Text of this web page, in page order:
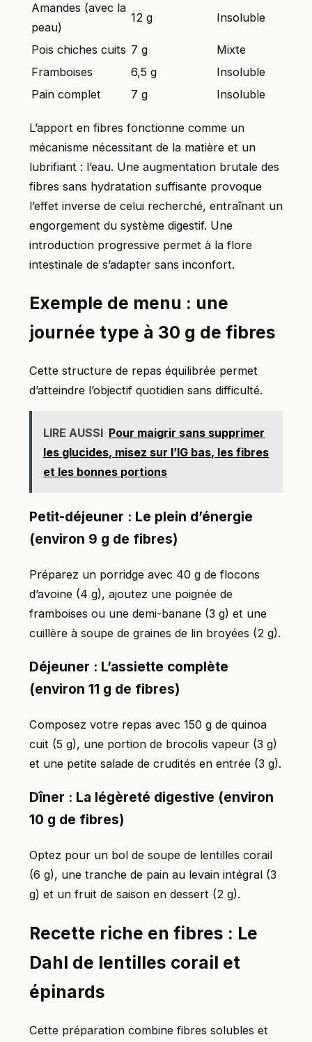
Amandes (avec la
peau)
12 g Insoluble
Pois chiches cuits 7 g
Mixte
Framboises
6,5 g
Insoluble
Pain complet
7 g Insoluble
L’apport en fibres fonctionne comme un
mécanisme nécessitant de la matière et un
lubrifiant : l’eau. Une augmentation brutale des
fibres sans hydratation suffisante provoque
l’effet inverse de celui recherché, entraînant un
engorgement du système digestif. Une
introduction progressive permet à la flore
intestinale de s’adapter sans inconfort.
Exemple de menu : une
journée type à 30 g de fibres
Cette structure de repas équilibrée permet
d’atteindre l’objectif quotidien sans difficulté.
LIRE AUSSI Pour maigrir sans supprimer
les glucides, misez sur l’IG bas, les fibres
et les bonnes portions
Petit-déjeuner : Le plein d’énergie
(environ 9 g de fibres)
Préparez un porridge avec 40 g de flocons
d’avoine (4 g), ajoutez une poignée de
framboises ou une demi-banane (3 g) et une
cuillère à soupe de graines de lin broyées (2 g).
Déjeuner : L’assiette complète
(environ 11 g de fibres)
Composez votre repas avec 150 g de quinoa
cuit (5 g), une portion de brocolis vapeur (3 g)
et une petite salade de crudités en entrée (3 g).
Dîner : La légèreté digestive (environ
10 g de fibres)
Optez pour un bol de soupe de lentilles corail
(6 g), une tranche de pain au levain intégral (3
g) et un fruit de saison en dessert (2 g).
Recette riche en fibres : Le
Dahl de lentilles corail et
épinards
Cette préparation combine fibres solubles et